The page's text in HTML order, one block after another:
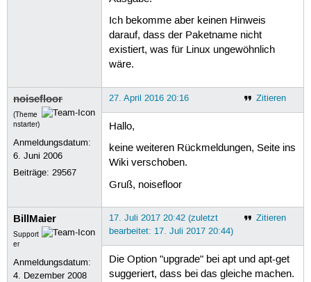
Ich bekomme aber keinen Hinweis
darauf, dass der Paketname nicht
existiert, was für Linux ungewöhnlich
wäre.
noisefloor
(Theme
nstarter)
Anmeldungsdatum:
6. Juni 2006
Beiträge:29567
Zitieren
27. April 2016 20:16
Hallo,
keine weiteren Rückmeldungen, Seite ins
Wiki verschoben.
Gruß, noisefloor
BillMaier
Support
er
Anmeldungsdatum:
4. Dezember 2008
Zitieren
17. Juli 2017 20:42 (zuletzt
bearbeitet: 17. Juli 2017 20:44)
Die Option "upgrade" bei apt und apt-get
suggeriert, dass bei das gleiche machen.